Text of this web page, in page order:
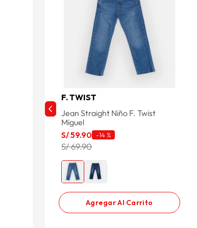
F. TWIST
Jean Straight Niño F. Twist
Miguel
S/59.90 -14 %
S/ 69.90
Agregar Al Carrito